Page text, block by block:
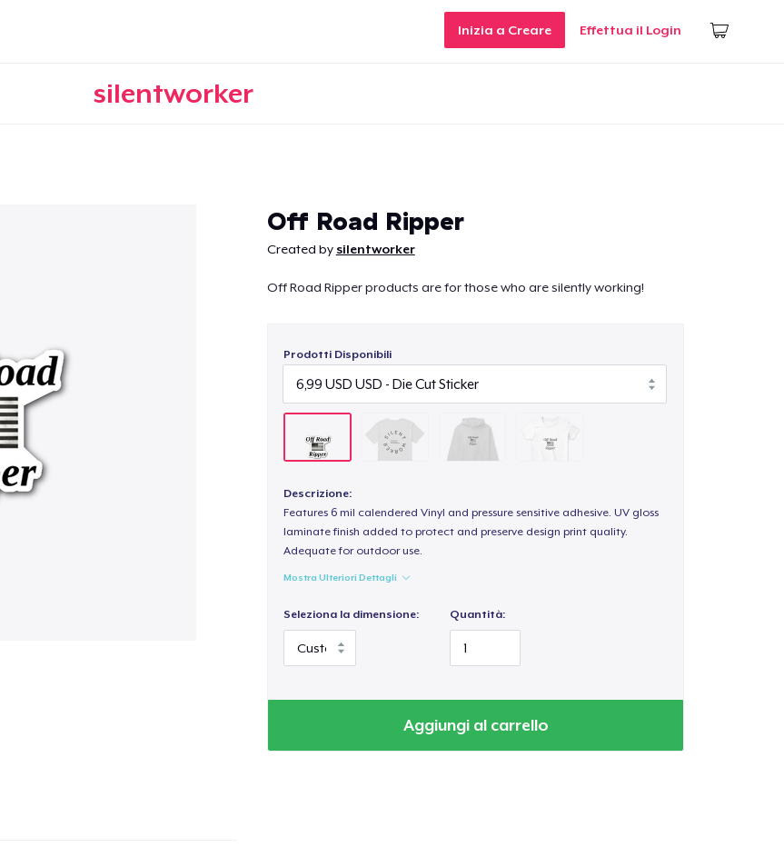
Inizia a Creare Effettua il Login
silentworker
Off Road Ripper
Created by silentworker
Off Road Ripper products are for those who are silently working!
Prodotti Disponibili
Descrizione:
Features 6 mil calendered Vinyl and pressure sensitive adhesive. UV gloss
laminate finish added to protect and preserve design print quality.
Adequate for outdoor use.
Mostra Ulteriori Dettagli
Seleziona la dimensione: Quantità:
Aggiungi al carrello